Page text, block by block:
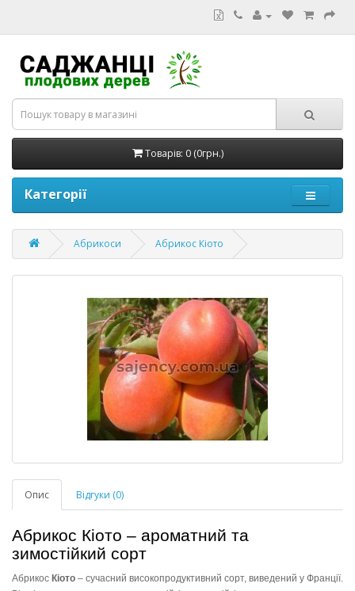
Товарів: 0 (0грн.)
Категорії
Абрикоси Абрикос Кіото
Опис Відгуки (0)
Абрикос Кіото – ароматний та
зимостійкий сорт
Абрикос Кіото – сучасний високопродуктивний сорт, виведений у Франції.